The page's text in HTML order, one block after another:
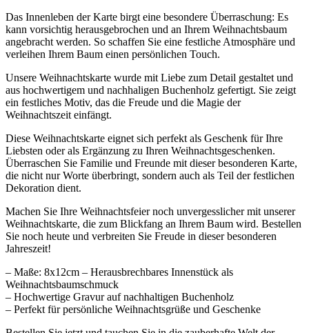
Das Innenleben der Karte birgt eine besondere Überraschung: Es
kann vorsichtig herausgebrochen und an Ihrem Weihnachtsbaum
angebracht werden. So schaffen Sie eine festliche Atmosphäre und
verleihen Ihrem Baum einen persönlichen Touch.
Unsere Weihnachtskarte wurde mit Liebe zum Detail gestaltet und
aus hochwertigem und nachhaligen Buchenholz gefertigt. Sie zeigt
ein festliches Motiv, das die Freude und die Magie der
Weihnachtszeit einfängt.
Diese Weihnachtskarte eignet sich perfekt als Geschenk für Ihre
Liebsten oder als Ergänzung zu Ihren Weihnachtsgeschenken.
Überraschen Sie Familie und Freunde mit dieser besonderen Karte,
die nicht nur Worte überbringt, sondern auch als Teil der festlichen
Dekoration dient.
Machen Sie Ihre Weihnachtsfeier noch unvergesslicher mit unserer
Weihnachtskarte, die zum Blickfang an Ihrem Baum wird. Bestellen
Sie noch heute und verbreiten Sie Freude in dieser besonderen
Jahreszeit!
– Maße: 8x12cm – Herausbrechbares Innenstück als
Weihnachtsbaumschmuck
– Hochwertige Gravur auf nachhaltigen Buchenholz
– Perfekt für persönliche Weihnachtsgrüße und Geschenke